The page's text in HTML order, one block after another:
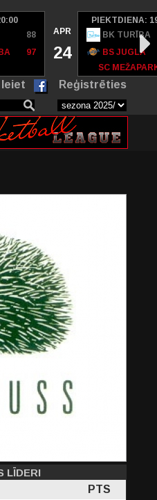
88
97
APR
24
PIEKTDIENA:
BK TURĪBA
BS JUGLA
SC
Ieiet Reģistrēties
LĪDERI
PTS